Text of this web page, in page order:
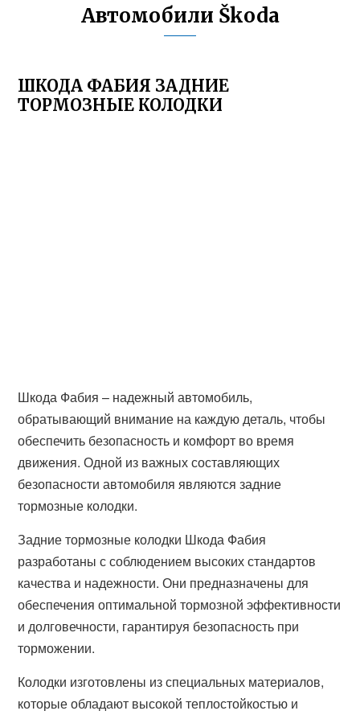
Автомобили Škoda
ШКОДА ФАБИЯ ЗАДНИЕ
ТОРМОЗНЫЕ КОЛОДКИ
Шкода Фабия – надежный автомобиль,
обратывающий внимание на каждую деталь, чтобы
обеспечить безопасность и комфорт во время
движения. Одной из важных составляющих
безопасности автомобиля являются задние
тормозные колодки.
Задние тормозные колодки Шкода Фабия
разработаны с соблюдением высоких стандартов
качества и надежности. Они предназначены для
обеспечения оптимальной тормозной эффективности
и долговечности, гарантируя безопасность при
торможении.
Колодки изготовлены из специальных материалов,
которые обладают высокой теплостойкостью и